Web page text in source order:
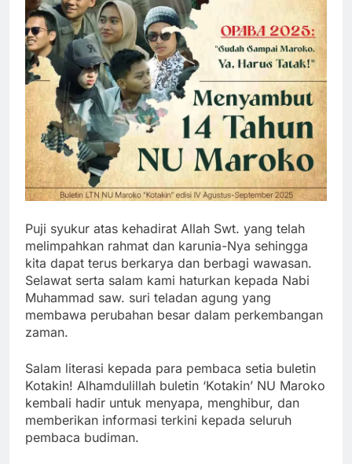
Puji syukur atas kehadirat Allah Swt. yang telah
melimpahkan rahmat dan karunia-Nya sehingga
kita dapat terus berkarya dan berbagi wawasan.
Selawat serta salam kami haturkan kepada Nabi
Muhammad saw. suri teladan agung yang
membawa perubahan besar dalam perkembangan
zaman.
Salam literasi kepada para pembaca setia buletin
Kotakin! Alhamdulillah buletin ‘Kotakinʼ NU Maroko
kembali hadir untuk menyapa, menghibur, dan
memberikan informasi terkini kepada seluruh
pembaca budiman.